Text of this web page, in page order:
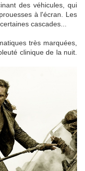
des véhicules, qui
à l'écran. Les
cascades...
très marquées,
clinique de la nuit.